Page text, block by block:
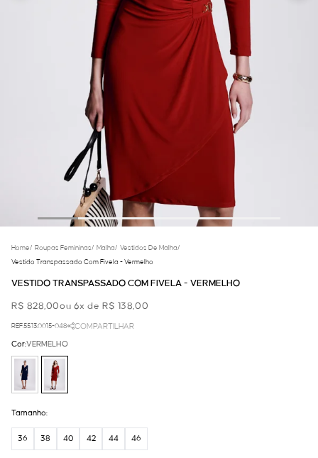
Home/ Roupas Femininas/ Malha/ Vestidos De Malha/
Vestido Transpassado Com Fivela - Vermelho
VESTIDO TRANSPASSADO COM FIVELA - VERMELHO
R$ 828,00ou 6x de R$ 138,00
REF.55.13.0015-048 COMPARTILHAR
Cor:VERMELHO
Tamanho:
36 38 40 42 44 46